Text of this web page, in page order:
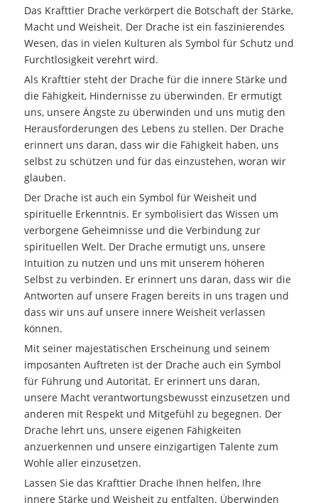
Das Krafttier Drache verkörpert die Botschaft der Stärke,
Macht und Weisheit. Der Drache ist ein faszinierendes
Wesen, das in vielen Kulturen als Symbol für Schutz und
Furchtlosigkeit verehrt wird.
Als Krafttier steht der Drache für die innere Stärke und
die Fähigkeit, Hindernisse zu überwinden. Er ermutigt
uns, unsere Ängste zu überwinden und uns mutig den
Herausforderungen des Lebens zu stellen. Der Drache
erinnert uns daran, dass wir die Fähigkeit haben, uns
selbst zu schützen und für das einzustehen, woran wir
glauben.
Der Drache ist auch ein Symbol für Weisheit und
spirituelle Erkenntnis. Er symbolisiert das Wissen um
verborgene Geheimnisse und die Verbindung zur
spirituellen Welt. Der Drache ermutigt uns, unsere
Intuition zu nutzen und uns mit unserem höheren
Selbst zu verbinden. Er erinnert uns daran, dass wir die
Antworten auf unsere Fragen bereits in uns tragen und
dass wir uns auf unsere innere Weisheit verlassen
können.
Mit seiner majestätischen Erscheinung und seinem
imposanten Auftreten ist der Drache auch ein Symbol
für Führung und Autorität. Er erinnert uns daran,
unsere Macht verantwortungsbewusst einzusetzen und
anderen mit Respekt und Mitgefühl zu begegnen. Der
Drache lehrt uns, unsere eigenen Fähigkeiten
anzuerkennen und unsere einzigartigen Talente zum
Wohle aller einzusetzen.
Lassen Sie das Krafttier Drache Ihnen helfen, Ihre
innere Stärke und Weisheit zu entfalten. Überwinden